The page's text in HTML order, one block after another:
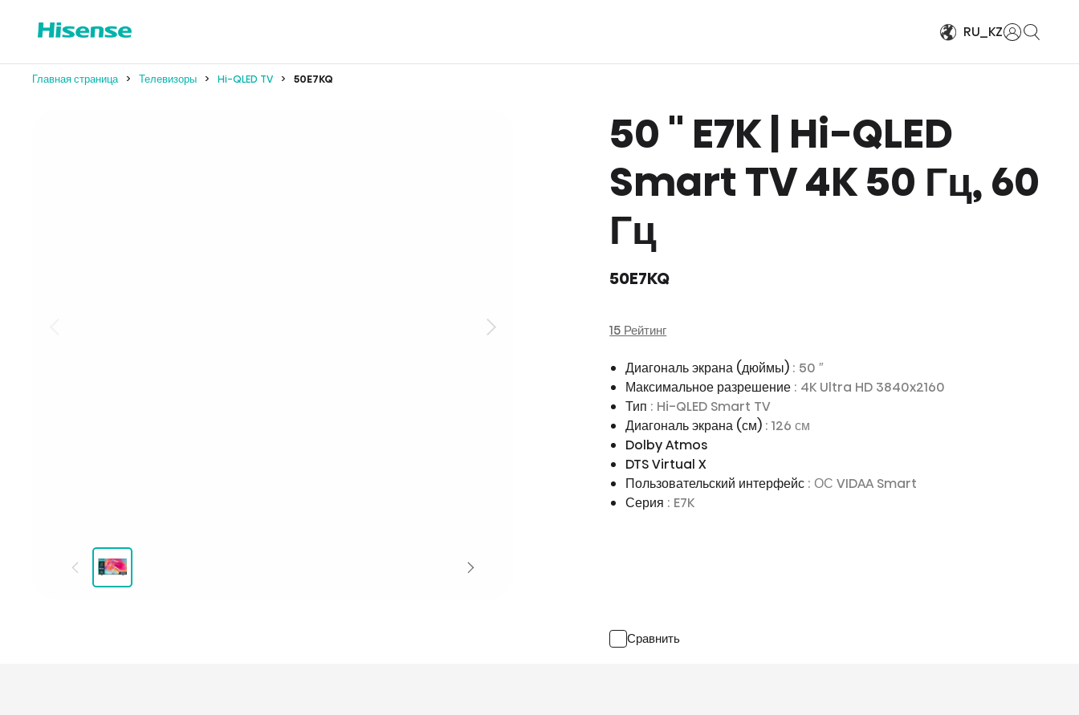
RU_KZВойти
Главная страница Телевизоры Hi-QLED TV 50E7KQ
50 '' E7K | Hi-QLED
Smart TV 4K 50 Гц, 60
Гц
50E7KQ
15 Рейтинг
Диагональ экрана (дюймы) : 50 ″
Максимальное разрешение : 4K Ultra HD 3840x2160
Тип : Hi-QLED Smart TV
Диагональ экрана (см) : 126 см
Dolby Atmos
DTS Virtual X
Пользовательский интерфейс : ОС VIDAA Smart
Серия : E7K
Сравнить